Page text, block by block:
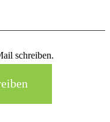
schreiben.